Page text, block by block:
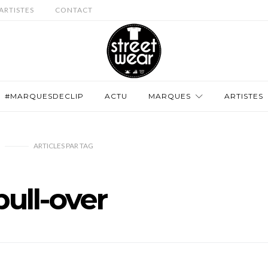
CONTACT
#MARQUESDECLIP ACTU MARQUES ARTISTES
ARTICLES PAR TAG
over